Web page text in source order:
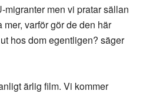
migranter men vi pratar sällan
varför gör de den här
hos dom egentligen? säger
ärlig film. Vi kommer